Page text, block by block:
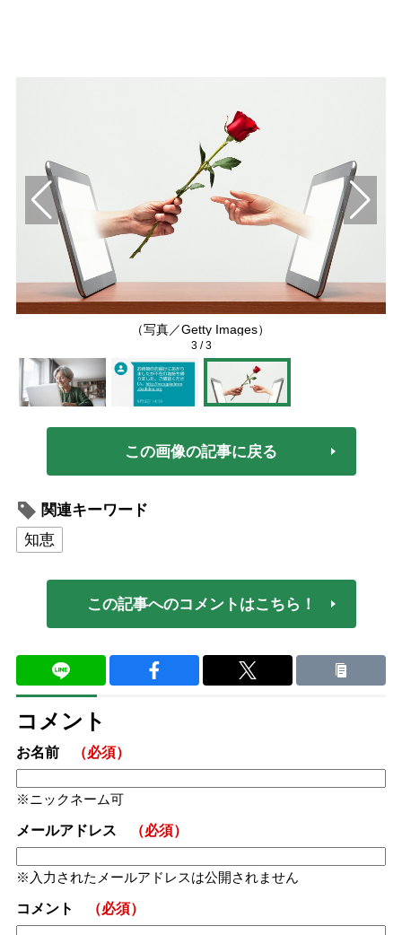
（写真／Getty Images）
3/3
この画像の記事に戻る
関連キーワード
知恵
この記事へのコメントはこちら！
コメント
お名前 （必須）
ニックネーム可
メールアドレス （必須）
入力されたメールアドレスは公開されません
コメント （必須）